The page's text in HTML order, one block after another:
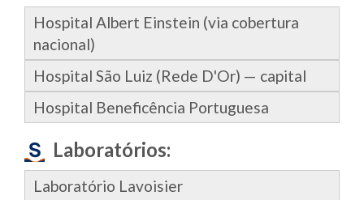
Hospital Albert Einstein (via cobertura
nacional)
Hospital São Luiz (Rede D'Or) — capital
Hospital Beneficência Portuguesa
Laboratórios:
Laboratório Lavoisier